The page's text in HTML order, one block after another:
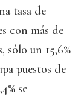
tasa de
con más de
sólo un 15,6%
puestos de
se